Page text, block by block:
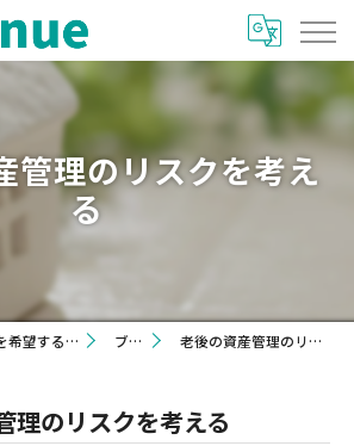
管理のリスクを考え
る
さいたま市で相談を希望するならFP Avenue ブログ 老後の資産管理のリスクを考える
理のリスクを考える